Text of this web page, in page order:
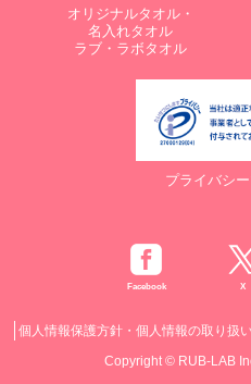
オリジナルタオル・
名入れタオル
ラブ・ラボタオル
プライバシ
Facebook X
個人情報保護方針・個人情報の取り扱
Copyright © RUB-LAB